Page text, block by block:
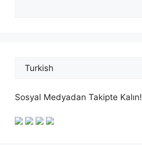
Sosyal Medyadan Takipte Kalın!